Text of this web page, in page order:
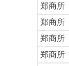
郑商所
郑商所
郑商所
郑商所